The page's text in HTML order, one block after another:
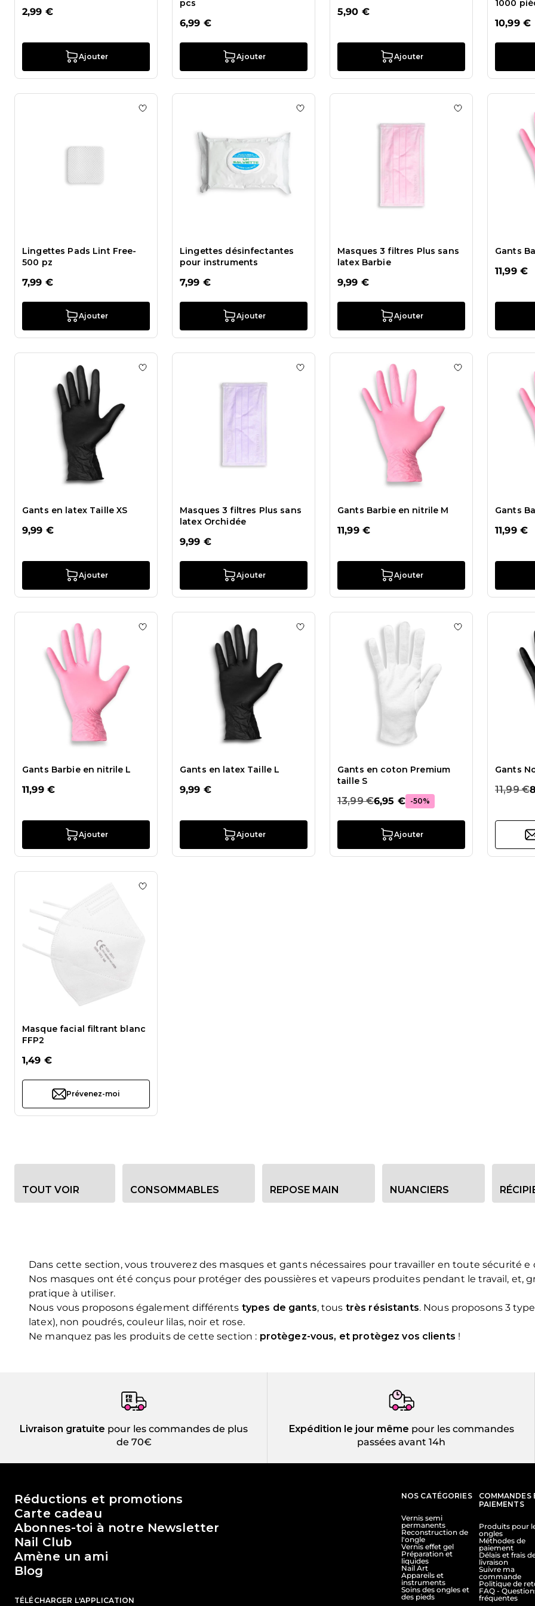
2,99 €
Ajouter
pcs
6,99 €
Ajouter
5,90 €
Ajouter
1000
10,99 €
Lingettes Pads Lint Free-
500 pz
7,99 €
Ajouter
Ajouter à la liste de souhaits Lingettes Pads Lint Free-500 pz
Lingettes désinfectantes
pour instruments
7,99 €
Ajouter
Ajouter à la liste de souhaits Lingettes désinfectantes
Masques 3 filtres Plus sans
latex Barbie
9,99 €
Ajouter
Ajouter à la liste
Gants
11,99 €
Gants en latex Taille XS
9,99 €
Ajouter
Ajouter à la liste de souhaits Gants en latex Taille XS
Masques 3 filtres Plus sans
latex Orchidée
9,99 €
Ajouter
Ajouter à la liste de souhaits Masques 3 filtres Plus sans
Gants Barbie en nitrile M
11,99 €
Ajouter
Ajouter à la liste
Gants
11,99 €
Gants Barbie en nitrile L
11,99 €
Ajouter
Ajouter à la liste de souhaits Gants Barbie en nitrile L
Gants en latex Taille L
9,99 €
Ajouter
Ajouter à la liste de souhaits Gants en latex Taille L
Gants en coton Premium
taille S
13,99 €6,95 € -50%
Ajouter
Ajouter à la liste
Gants
11,99 €
Masque facial filtrant blanc
FFP2
1,49 €
Prévenez-moi
Ajouter à la liste de souhaits Masque facial filtrant blanc FFP2
Options de filtre de catégorie
TOUT VOIR CONSOMMABLES REPOSE MAIN NUANCIERS
Dans cette section, vous trouverez des masques et gants nécessaires pour travailler en toute sécurité
Nos masques ont été conçus pour protéger des poussières et vapeurs produites pendant le travail, et,
pratique à utiliser.
Nous vous proposons également différents types de gants, tous très résistants. Nous proposons 3
latex), non poudrés, couleur lilas, noir et rose.
Ne manquez pas les produits de cette section : protègez-vous, et protègez vos clients !
Livraison gratuite pour les commandes de plus
de 70€
Expédition le jour même pour les commandes
passées avant 14h
Le monde de Passione Beauty
Réductions et promotions
Carte cadeau
Abonnes-toi à notre Newsletter
Nail Club
Amène un ami
Blog
TÉLÉCHARGER L'APPLICATION
NOS CATÉGORIES
Vernis semi
permanents
Reconstruction de
l'ongle
Vernis effet gel
Préparation et
liquides
Nail Art
Appareils et
instruments
Soins des ongles et
des pieds
COMMANDES
PAIEMENTS
Produits pour
ongles
Méthodes de
paiement
Délais et frais
livraison
Suivre ma
commande
Politique de
FAQ -
fréquentes